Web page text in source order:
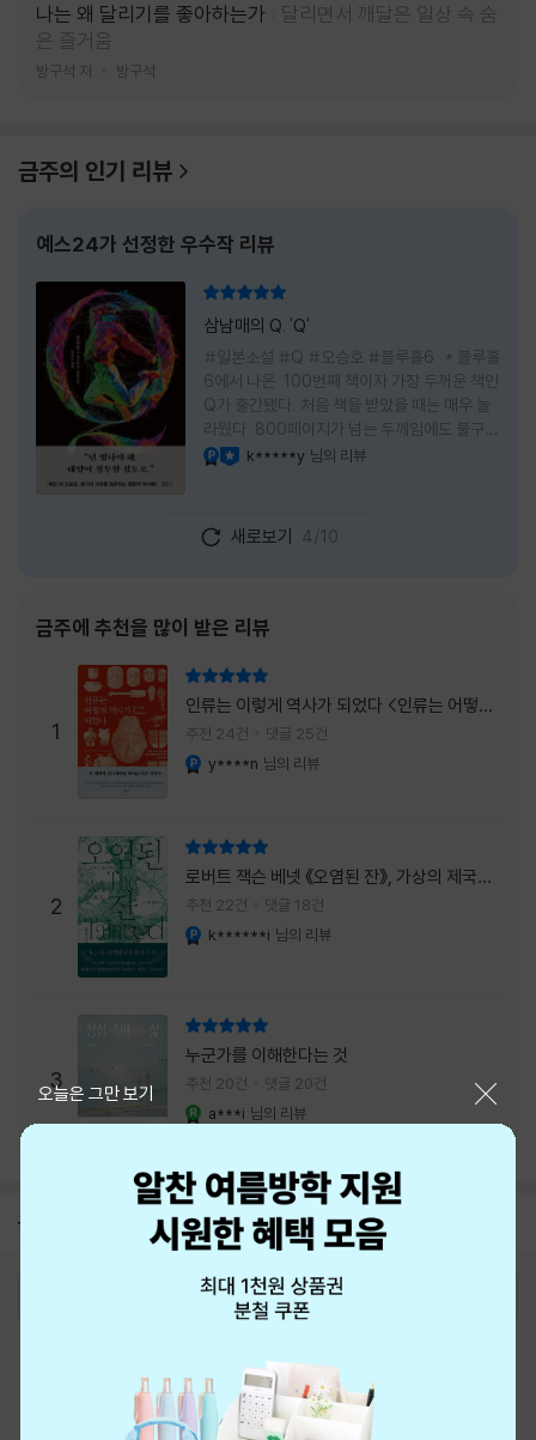
나는 왜 달리기를 좋아하는가
달리면서 깨달은 일상 속 숨
은 즐거움
방구석 저 방구석
금주의 인기 리뷰
예스24가 선정한 우수작 리뷰
삼남매의 Q. 'Q'
#일본소설 #Q #오승호 #블루홀6 * 블루홀
6에서 나온 100번째 책이자 가장 두꺼운 책인
Q가 출간됐다. 처음 책을 받았을 때는 매우 놀
라웠다. 800페이지가 넘는 두께임에도 불구하
고 생각보다 책이 가벼웠다. 여기에 측면을 영
제목이 Q란다. 처음 제목을 봤을 때 나는 질문
을 의미하는 Question을 떠올렸다. 하지만 이
려는 걸까, 아니면 같이 논의를 하자는 걸까 고
개를 갸웃거리며 책을 펴들었다. * 틈만 나면
경적을 울리고 욕을 입에 달고 사는 선배와 일
하고 있는 하치. 히토미 클린이라는 청소업체
직원으로 일하는 그녀가 바라는 것은 그저 고요
한
k*****y 님의 리뷰
새로보기 4/10
금주에 추천을 많이 받은 리뷰
1
인류는 이렇게 역사가 되었다 <인류는 어떻게
역사가 되었나>
추천 24건 댓글 25건
y****n 님의 리뷰
2
로버트 잭슨 베넷 《오염된 잔》, 가상의 제국이
주는 실감과 미스터리 사건의 치밀함이 이루어
내는 최상의 시너지...
추천 22건 댓글 18건
k******i 님의 리뷰
3
누군가를 이해한다는 것
추천 20건 댓글 20건
a***i 님의 리뷰
공지 8월 신용카드 무이자할부 안내
오늘은 그만 보기
최근 본 상품
eBook 1:1문의/채팅상담
예스이십사(주) 사업자 정보